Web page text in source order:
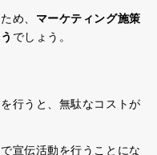
め、 マーケティング施策
でしょう。
行うと、無駄なコストが
宣伝活動を行うことにな